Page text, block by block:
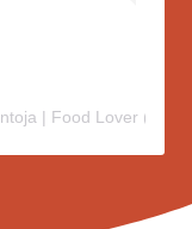
| Food Lover